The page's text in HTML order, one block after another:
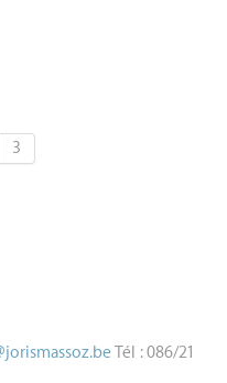
3
Tél : 086/21